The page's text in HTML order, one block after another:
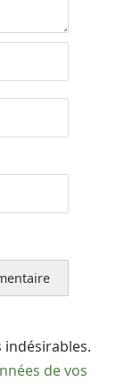
indésirables.
de vos